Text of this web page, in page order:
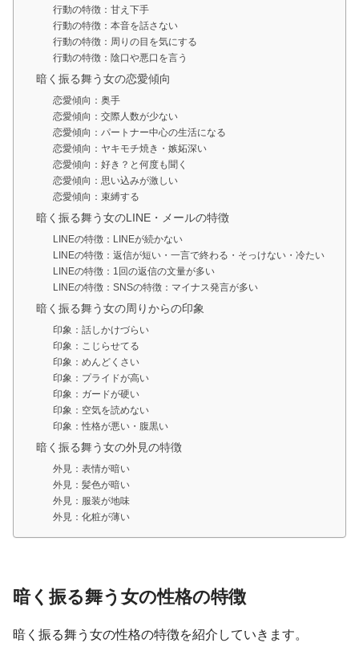
行動の特徴：甘え下手
行動の特徴：本音を話さない
行動の特徴：周りの目を気にする
行動の特徴：陰口や悪口を言う
暗く振る舞う女の恋愛傾向
恋愛傾向：奥手
恋愛傾向：交際人数が少ない
恋愛傾向：パートナー中心の生活になる
恋愛傾向：ヤキモチ焼き・嫉妬深い
恋愛傾向：好き？と何度も聞く
恋愛傾向：思い込みが激しい
恋愛傾向：束縛する
暗く振る舞う女のLINE・メールの特徴
LINEの特徴：LINEが続かない
LINEの特徴：返信が短い・一言で終わる・そっけない・冷たい
LINEの特徴：1回の返信の文量が多い
LINEの特徴：SNSの特徴：マイナス発言が多い
暗く振る舞う女の周りからの印象
印象：話しかけづらい
印象：こじらせてる
印象：めんどくさい
印象：プライドが高い
印象：ガードが硬い
印象：空気を読めない
印象：性格が悪い・腹黒い
暗く振る舞う女の外見の特徴
外見：表情が暗い
外見：髪色が暗い
外見：服装が地味
外見：化粧が薄い
暗く振る舞う女の性格の特徴
暗く振る舞う女の性格の特徴を紹介していきます。